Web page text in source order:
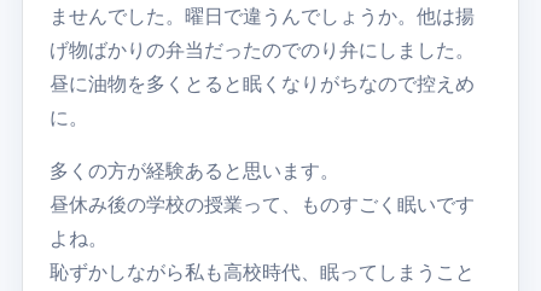
ませんでした。曜日で違うんでしょうか。他は揚
げ物ばかりの弁当だったのでのり弁にしました。
昼に油物を多くとると眠くなりがちなので控えめ
に。
多くの方が経験あると思います。
昼休み後の学校の授業って、ものすごく眠いです
よね。
恥ずかしながら私も高校時代、眠ってしまうこと